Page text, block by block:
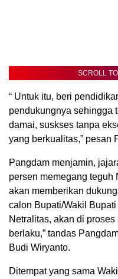
SCROLL
“ Untuk itu, beri
pendukungnya sehingga
damai, suskses tanpa
yang berkualitas,” pesan
Pangdam menjamin,
persen memegang teguh
akan memberikan
calon Bupati/Wakil
Netralitas, akan di
berlaku,” tandas
Budi Wiryanto.
Ditempat yang sama